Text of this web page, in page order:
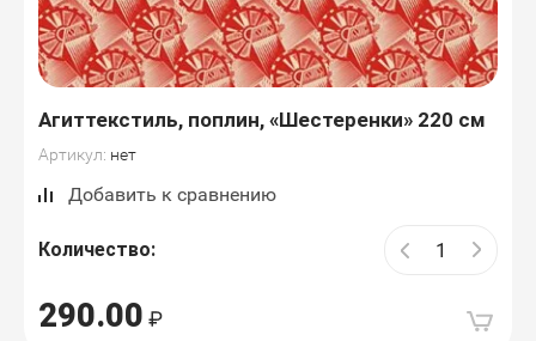
Агиттекстиль, поплин, «Шестеренки» 220 см
Артикул: нет
Добавить к сравнению
Количество:
290.00